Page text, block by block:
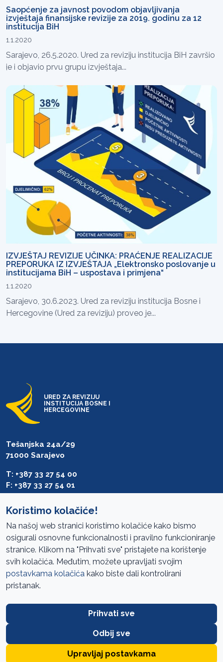
Saopćenje za javnost povodom objavljivanja
izvještaja finansijske revizije za 2019. godinu za 12
institucija BiH
1.1.2020
Sarajevo, 26.5.2020. Ured za reviziju institucija BiH završio
je i objavio prvu grupu izvještaja...
IZVJEŠTAJ REVIZIJE UČINKA: PRAĆENJE REALIZACIJE
PREPORUKA IZ IZVJEŠTAJA „Elektronsko poslovanje u
institucijama BiH – uspostava i primjena“
1.1.2020
Sarajevo, 30.6.2023. Ured za reviziju institucija Bosne i
Hercegovine (Ured za reviziju) proveo je...
URED ZA REVIZIJU
INSTITUCIJA BOSNE I
HERCEGOVINE
Tešanjska 24a/29
71000 Sarajevo
T: +387 33 27 54 00
F: +387 33 27 54 01
Pristup informacijama
Mapa sajta
Oglasi
FAQ
Koristimo kolačiće!
Na našoj web stranici koristimo kolačiće kako bismo
osigurali osnovne funkcionalnosti i pravilno funkcioniranje
stranice. Klikom na "Prihvati sve" pristajete na korištenje
svih kolačića. Međutim, možete upravljati svojim
postavkama kolačića kako biste dali kontrolirani
pristanak.
Prihvati sve
Odbij sve
Upravljaj postavkama